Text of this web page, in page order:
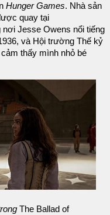
Hunger Games. Nhà sản
quay tại
Jesse Owens nổi tiếng
và Hội trường Thế kỷ
thấy mình nhỏ bé
The Ballad of